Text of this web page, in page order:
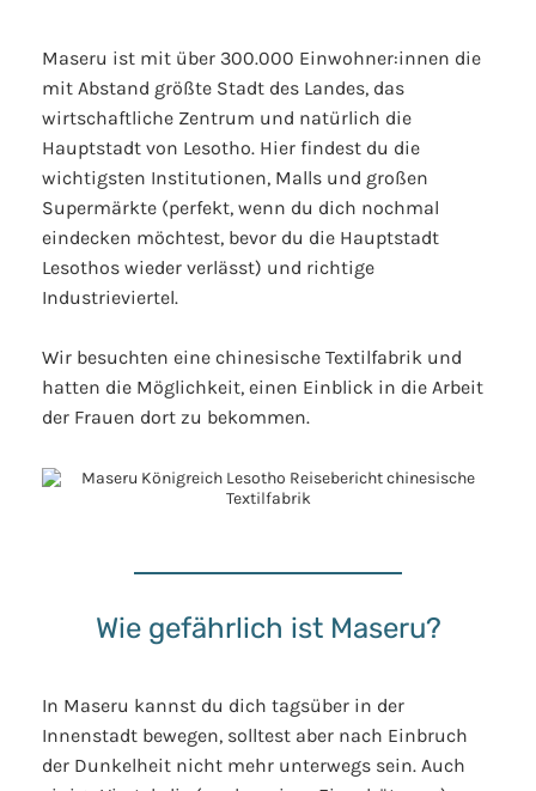
Maseru ist mit über 300.000 Einwohner:innen die
mit Abstand größte Stadt des Landes, das
wirtschaftliche Zentrum und natürlich die
Hauptstadt von Lesotho. Hier findest du die
wichtigsten Institutionen, Malls und großen
Supermärkte (perfekt, wenn du dich nochmal
eindecken möchtest, bevor du die Hauptstadt
Lesothos wieder verlässt) und richtige
Industrieviertel.
Wir besuchten eine chinesische Textilfabrik und
hatten die Möglichkeit, einen Einblick in die Arbeit
der Frauen dort zu bekommen.
Wie gefährlich ist Maseru?
In Maseru kannst du dich tagsüber in der
Innenstadt bewegen, solltest aber nach Einbruch
der Dunkelheit nicht mehr unterwegs sein. Auch